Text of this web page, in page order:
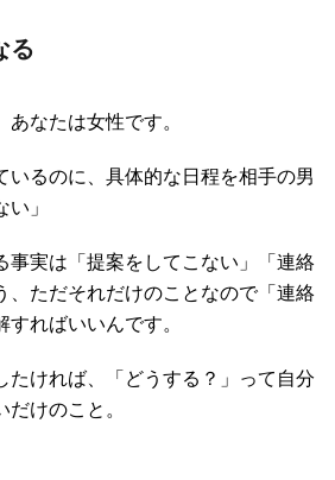
る
なたは女性です。
いるのに、具体的な日程を相手の男
」
事実は「提案をしてこない」「連絡
、ただそれだけのことなので「連絡
ればいいんです。
たければ、「どうする？」って自分
けのこと。